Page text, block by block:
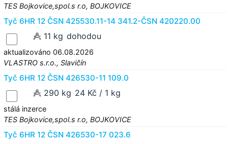
TES Bojkovice,spol.s r.o, BOJKOVICE
Tyč 6HR 12 ČSN 425530.11-14 341.2-ČSN 420220.00
11 kg dohodou
aktualizováno 06.08.2026
VLASTRO s.r.o., Slavičín
Tyč 6HR 12 ČSN 426530-11 109.0
290 kg 24 Kč / 1 kg
stálá inzerce
TES Bojkovice,spol.s r.o, BOJKOVICE
Tyč 6HR 12 ČSN 426530-17 023.6